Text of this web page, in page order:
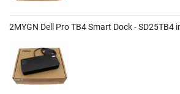
2MYGN Dell Pro TB4 Smart Dock - SD25TB4